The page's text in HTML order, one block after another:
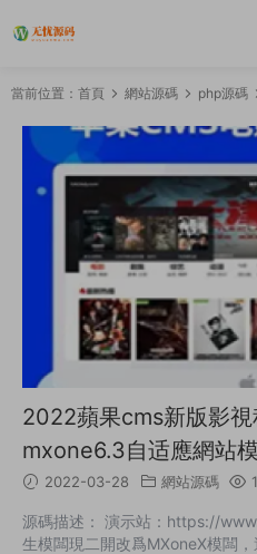
當前位置： 首頁 網站源碼 php源碼
2022蘋果cms新版影
mxone6.3自适應網站
2022-03-28 網站源碼
源碼描述： 演示站：https://
生模闆現二開改爲MXoneX模闆